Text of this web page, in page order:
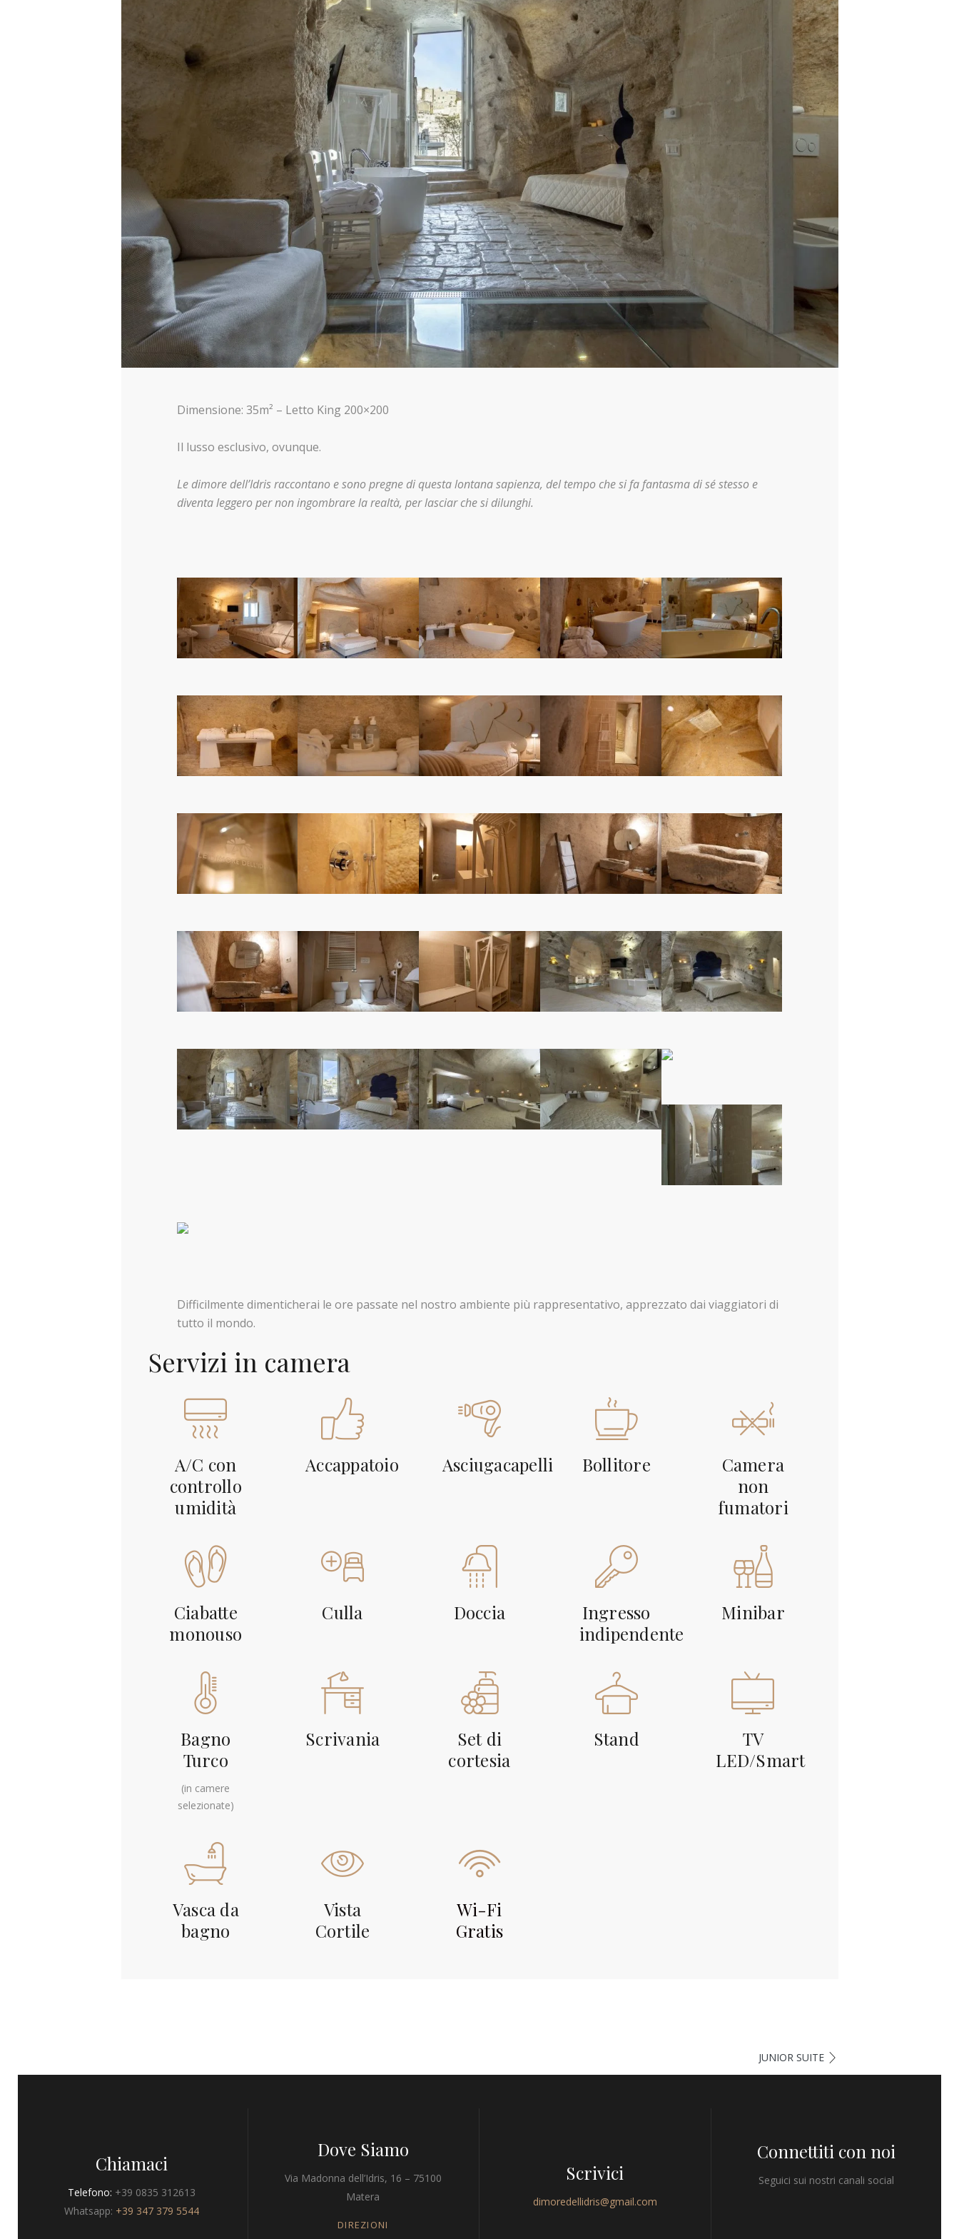
Dimensione: 35m² – Letto King 200×200
Il lusso esclusivo, ovunque.
Le dimore dell’Idris raccontano e sono pregne di questa lontana sapienza, del tempo che si fa fantasma di sé stesso e
diventa leggero per non ingombrare la realtà, per lasciar che si dilunghi.
Difficilmente dimenticherai le ore passate nel nostro ambiente più rappresentativo, apprezzato dai viaggiatori di
tutto il mondo.
Servizi in camera
A/C con
controllo
umidità
Accappatoio Asciugacapelli Bollitore
Camera
non
fumatori
Ciabatte
monouso
Culla Doccia
Ingresso
indipendente
Minibar
Bagno
Turco
(in camere
selezionate)
Scrivania
Set di
cortesia
Stand
TV
LED/Smart
Vasca da
bagno
Vista
Cortile
Wi-Fi
Gratis
JUNIOR SUITE
Chiamaci
Telefono: +39 0835 312613
Whatsapp: +39 347 379 5544
Dove Siamo
Via Madonna dell’Idris, 16 – 75100
Matera
DIREZIONI
Scrivici
dimoredellidris@gmail.com
Connettiti con noi
Seguici sui nostri canali social